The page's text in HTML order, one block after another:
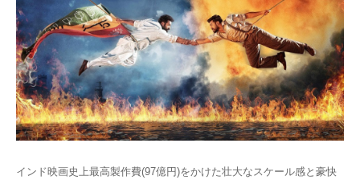
インド映画史上最高製作費(97億円)をかけた壮大なスケール感と豪快